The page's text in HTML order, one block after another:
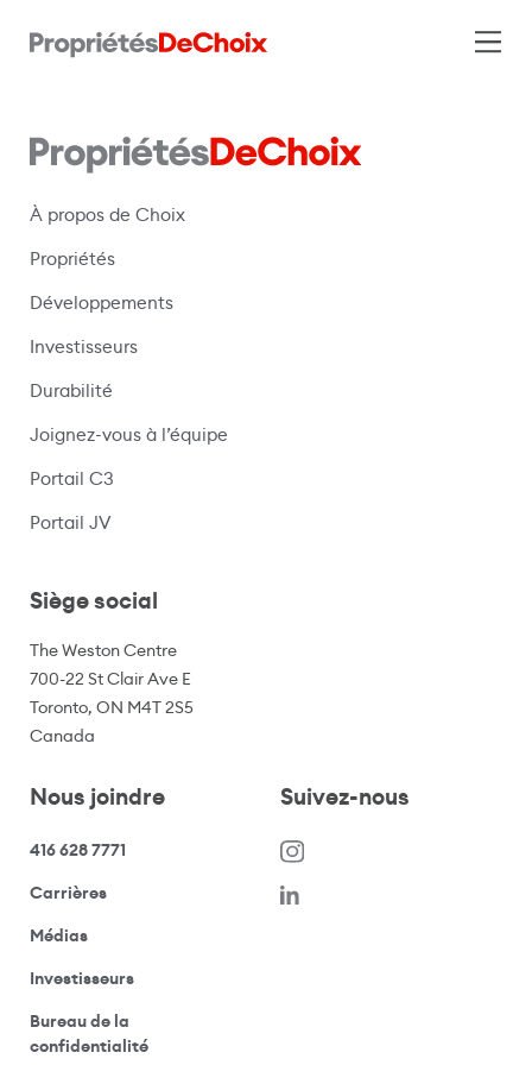
À propos de Choix
Propriétés
Développements
Investisseurs
Durabilité
Joignez-vous à l’équipe
Portail C3
Portail JV(s’ouvre dans une nouvelle fenêtre)
Siège social
The Weston Centre
700-22 St Clair Ave E
Toronto, ON M4T 2S5
Canada
Nous joindre
416 628 7771
Carrières(s’ouvre dans une nouvelle fenêtre)
Médias(ouvre votre application de messagerie)
Investisseurs(ouvre votre application de messagerie)
Bureau de la
confidentialité(ouvre votre application de messagerie)
Suivez-nous